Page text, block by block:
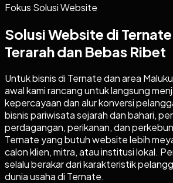
Fokus Solusi Website
Solusi Website di
Terarah dan Bebas Ribet
Untuk bisnis di Ternate dan area
awal kami rancang untuk langsung
kepercayaan dan alur konversi
bisnis pariwisata sejarah dan bahari,
perdagangan, perikanan, dan
Ternate yang butuh website lebih
calon klien, mitra, atau institusi lokal.
selalu berakar dari karakteristik
dunia usaha di Ternate.